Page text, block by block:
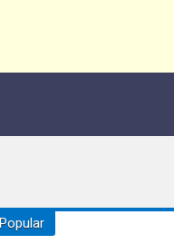
Popular